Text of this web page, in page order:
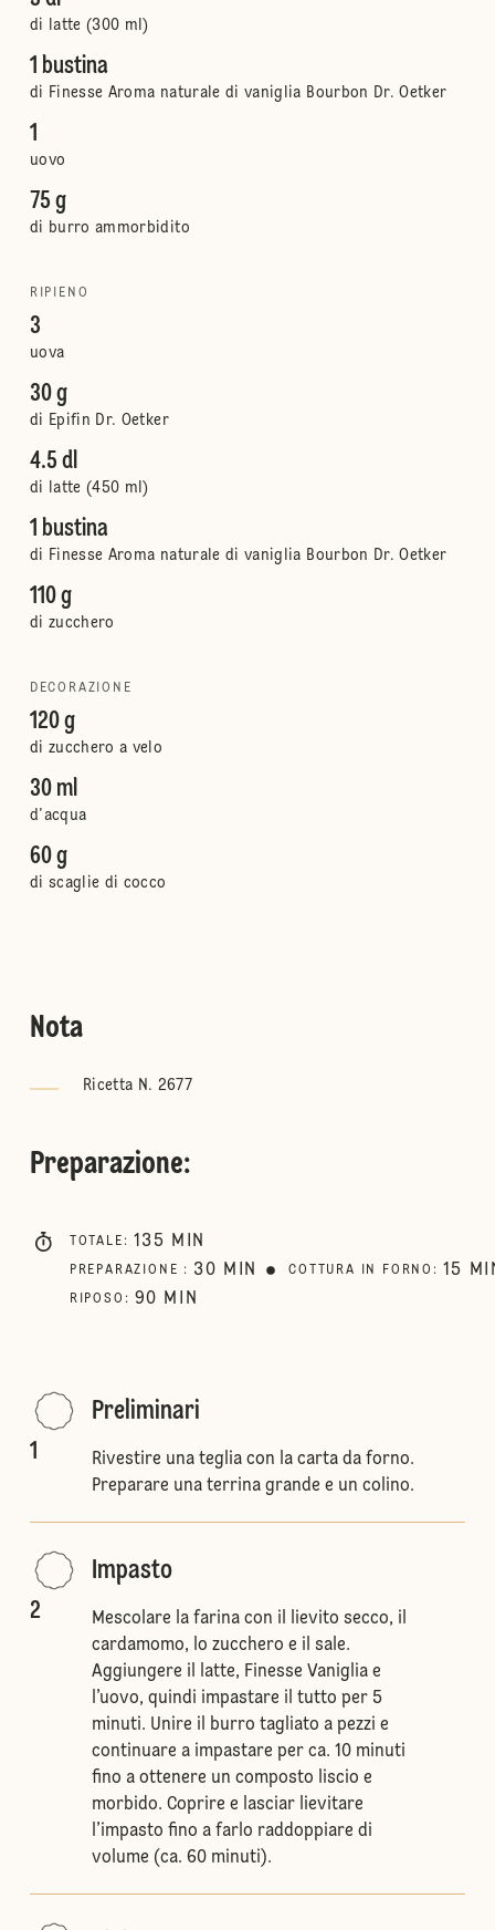
di latte (300 ml)
1 bustina
di Finesse Aroma naturale di vaniglia Bourbon Dr. Oetker
1
uovo
75 g
di burro ammorbidito
RIPIENO
3
uova
30 g
di Epifin Dr. Oetker
4.5 dl
di latte (450 ml)
1 bustina
di Finesse Aroma naturale di vaniglia Bourbon Dr. Oetker
110 g
di zucchero
DECORAZIONE
120 g
di zucchero a velo
30 ml
d’acqua
60 g
di scaglie di cocco
Nota
Ricetta N. 2677
Preparazione:
TOTALE : 135 MIN
PREPARAZIONE : 30 MIN COTTURA IN FORNO : 15
RIPOSO : 90 MIN
1
Preliminari
Rivestire una teglia con la carta da forno.
Preparare una terrina grande e un colino.
2
Impasto
Mescolare la farina con il lievito secco, il
cardamomo, lo zucchero e il sale.
Aggiungere il latte, Finesse Vaniglia e
l’uovo, quindi impastare il tutto per 5
minuti. Unire il burro tagliato a pezzi e
continuare a impastare per ca. 10 minuti
fino a ottenere un composto liscio e
morbido. Coprire e lasciar lievitare
l’impasto fino a farlo raddoppiare di
volume (ca. 60 minuti).